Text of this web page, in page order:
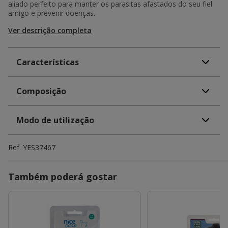
aliado perfeito para manter os parasitas afastados do seu fiel
amigo e prevenir doenças.
Ver descrição completa
Características
Composição
Modo de utilização
Ref. YES37467
Também poderá gostar